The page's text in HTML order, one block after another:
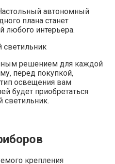
автономный
плана станет
любого интерьера.
решением для каждой
перед покупкой,
освещения вам
будет приобретаться
крепления